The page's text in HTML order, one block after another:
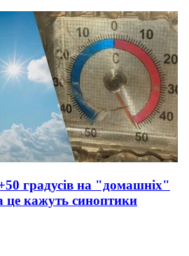
градусів на "домашніх"
це кажуть синоптики